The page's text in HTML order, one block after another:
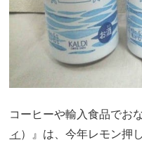
コーヒーや輸入食品でお
ィ ）』は、今年レモン押